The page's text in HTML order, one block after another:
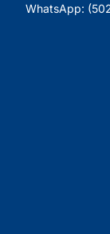
WhatsApp: